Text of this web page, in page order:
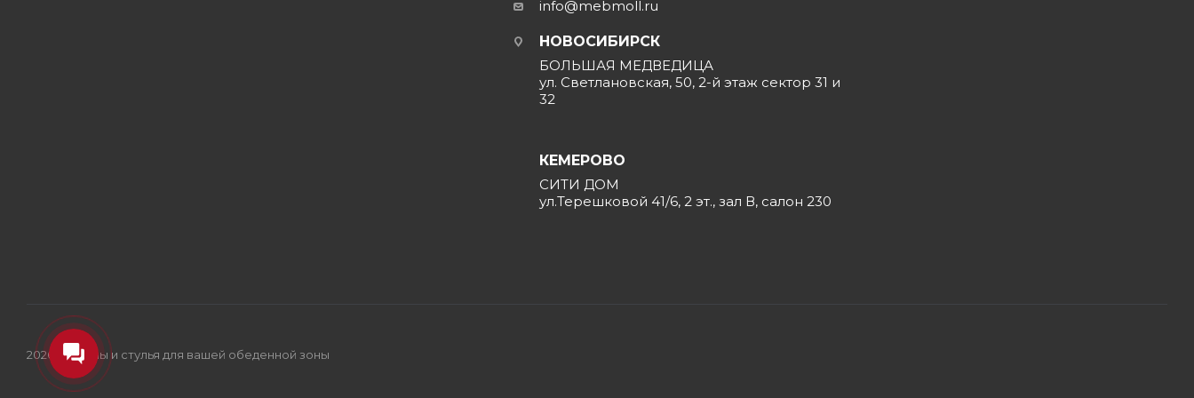
info@mebmoll.ru
НОВОСИБИРСК
БОЛЬШАЯ МЕДВЕДИЦА
ул. Светлановская, 50, 2-й этаж сектор 31 и
32
КЕМЕРОВО
СИТИ ДОМ
ул.Терешковой 41/6, 2 эт., зал В, салон 230
2026 © Столы и стулья для вашей обеденной зоны